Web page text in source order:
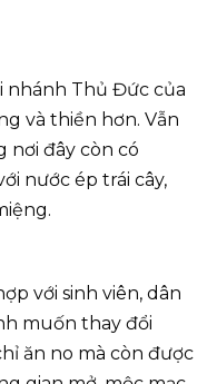
nhánh Thủ Đức của
và thiền hơn. Vẫn
nơi đây còn có
nước ép trái cây,
với sinh viên, dân
muốn thay đổi
ăn no mà còn được